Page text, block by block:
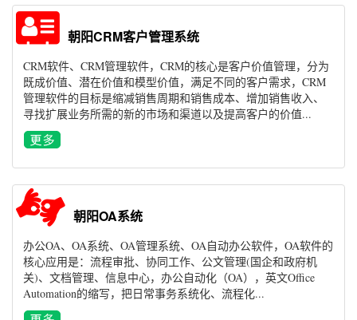
朝阳CRM客户管理系统
CRM软件、CRM管理软件，CRM的核心是客户价值管理，分为
既成价值、潜在价值和模型价值，满足不同的客户需求，CRM
管理软件的目标是缩减销售周期和销售成本、增加销售收入、
寻找扩展业务所需的新的市场和渠道以及提高客户的价值...
朝阳OA系统
办公OA、OA系统、OA管理系统、OA自动办公软件，OA软件的
核心应用是：流程审批、协同工作、公文管理(国企和政府机
关)、文档管理、信息中心，办公自动化（OA），英文Office
Automation的缩写，把日常事务系统化、流程化...